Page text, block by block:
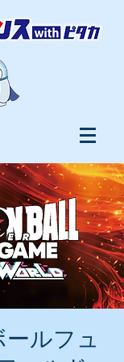
ールフュ